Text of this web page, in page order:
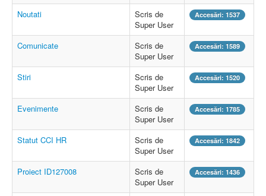
Noutati
Scris de
Super User
Accesări: 1537
Comunicate
Scris de
Super User
Accesări: 1589
Stiri
Scris de
Super User
Accesări: 1520
Evenimente
Scris de
Super User
Accesări: 1785
Statut CCI HR
Scris de
Super User
Accesări: 1842
Proiect ID127008
Scris de
Super User
Accesări: 1436